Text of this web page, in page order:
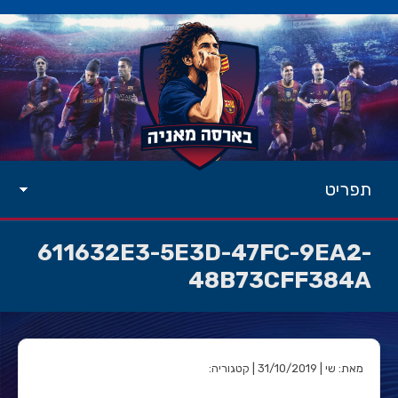
תפריט
611632E3-5E3D-47FC-9EA2-
48B73CFF384A
מאת: שי | 31/10/2019 | קטגוריה: